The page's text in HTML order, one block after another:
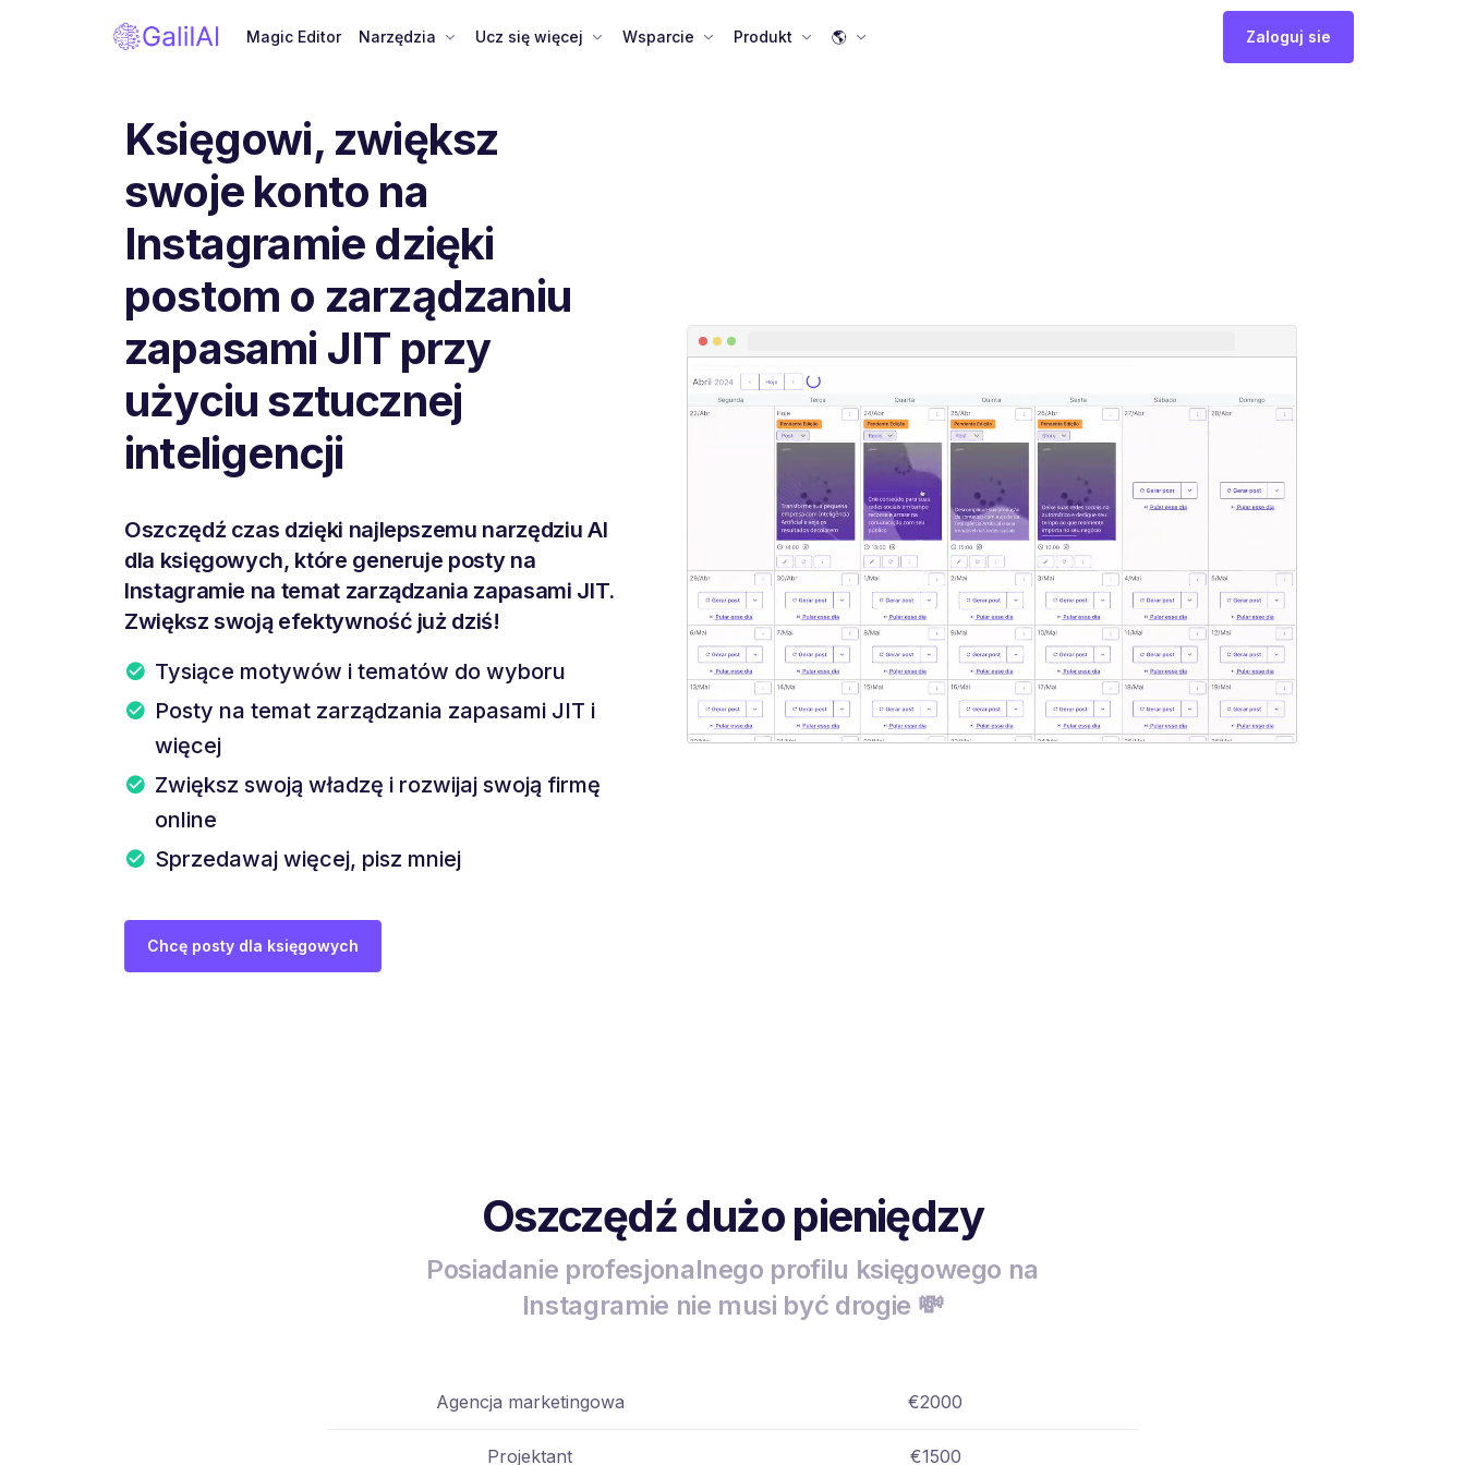
Magic Editor Narzędzia Ucz się więcej Wsparcie Produkt 🌎 Zaloguj sie
Księgowi, zwiększ
swoje konto na
Instagramie dzięki
postom o zarządzaniu
zapasami JIT przy
użyciu sztucznej
inteligencji
Oszczędź czas dzięki najlepszemu narzędziu AI
dla księgowych, które generuje posty na
Instagramie na temat zarządzania zapasami JIT.
Zwiększ swoją efektywność już dziś!
Tysiące motywów i tematów do wyboru
Posty na temat zarządzania zapasami JIT i
więcej
Zwiększ swoją władzę i rozwijaj swoją firmę
online
Sprzedawaj więcej, pisz mniej
Chcę posty dla księgowych
Oszczędź dużo pieniędzy
Posiadanie profesjonalnego profilu księgowego na
Instagramie nie musi być drogie 💸
Agencja marketingowa €2000
Projektant €1500